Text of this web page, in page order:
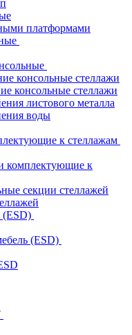
платформами
консольные стеллажи
консольные стеллажи
листового металла
воды
к стеллажам
комплектующие к
секции стеллажей
(ESD)
(ESD)